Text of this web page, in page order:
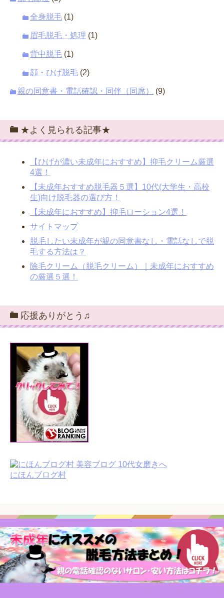
全身脱毛 (1)
眉毛脱毛・処理 (1)
背中脱毛 (1)
顔・ひげ脱毛 (2)
親の同意書・電話確認・同伴（同席） (9)
★よく見られる記事★
【ひげが濃い未成年におすすめ】抑毛クリーム厳選
4選！
【未成年おすすめ脱毛器５選】10代(大学生・高校
生)向け脱毛器の選び方！
【未成年におすすめ】抑毛ローション4選！
サイトマップ
脱毛したい未成年が親の同意書なし・電話なしで脱
毛する方法は？
除毛クリーム（脱毛クリーム）｜未成年におすすめ
の厳選５選！
応援ありがとう♫
にほんブログ村